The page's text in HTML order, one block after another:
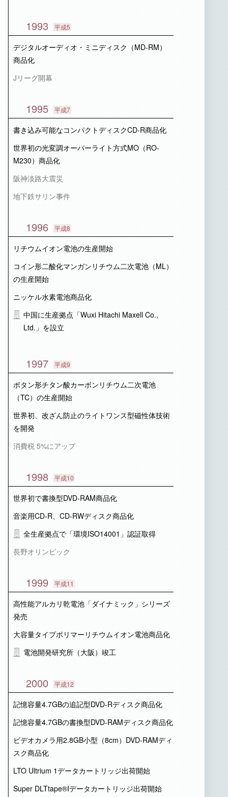
1993 平成5
デジタルオーディオ・ミニディスク（MD-RM）
商品化
Jリーグ開幕
1995 平成7
書き込み可能なコンパクトディスクCD-R商品化
世界初の光変調オーバーライト方式MO（RO-
M230）商品化
阪神淡路大震災
地下鉄サリン事件
1996 平成8
リチウムイオン電池の生産開始
コイン形二酸化マンガンリチウム二次電池（ML）
の生産開始
ニッケル水素電池商品化
中国に生産拠点「Wuxi Hitachi Maxell Co.,
Ltd.」を設立
1997 平成9
ボタン形チタン酸カーボンリチウム二次電池
（TC）の生産開始
世界初、改ざん防止のライトワンス型磁性体技術
を開発
消費税 5%にアップ
1998 平成10
世界初で書換型DVD-RAM商品化
音楽用CD-R、CD-RWディスク商品化
全生産拠点で「環境ISO14001」認証取得
長野オリンピック
1999 平成11
高性能アルカリ乾電池「ダイナミック」シリーズ
発売
大容量タイプポリマーリチウムイオン電池商品化
電池開発研究所（大阪）竣工
2000 平成12
記憶容量4.7GBの追記型DVD-Rディスク商品化
記憶容量4.7GBの書換型DVD-RAMディスク商品化
ビデオカメラ用2.8GB小型（8cm）DVD-RAMディ
スク商品化
LTO Ultrium 1データカートリッジ出荷開始
Super DLTtape®Iデータカートリッジ出荷開始